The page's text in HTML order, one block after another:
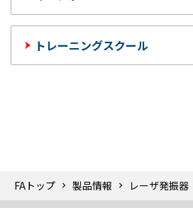
トレーニングスクール
FAトップ 製品情報 レーザ発振器